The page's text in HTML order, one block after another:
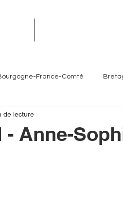
France-Comté
Normandie
- Anne-
de lecture